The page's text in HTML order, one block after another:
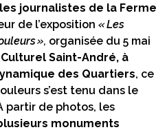
les journalistes de la Ferme
de l’exposition « Les
», organisée du 5 mai
Culturel Saint-André, à
des Quartiers, ce
s’est tenu dans le
partir de photos, les
monuments